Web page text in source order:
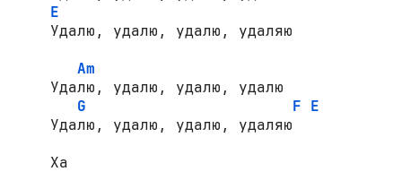
E
    Удалю, удалю, удалю, удаляю
Am
    Удалю, удалю, удалю, удалю
G
F E
    Удалю, удалю, удалю, удаляю
    Ха